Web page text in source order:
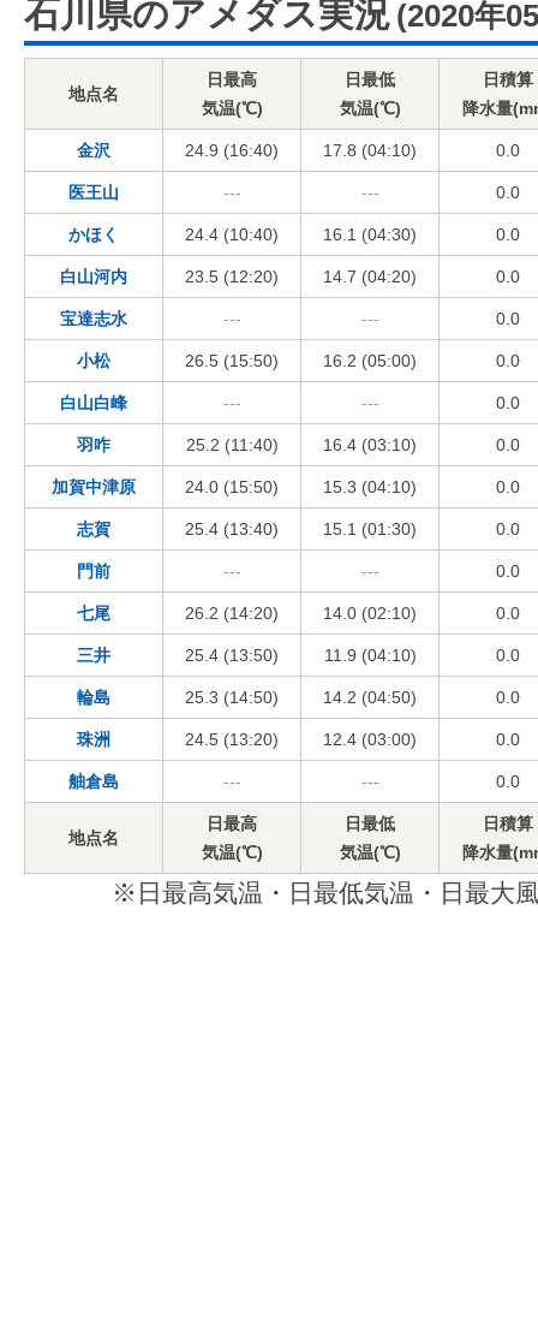
石川県のアメダス実況 (2020年
地点名
日最高
気温(℃)
日最低
気温(℃)
日積算
降水量
金沢 24.9 (16:40) 17.8 (04:10) 0.0
医王山 --- --- 0.0
かほく 24.4 (10:40) 16.1 (04:30) 0.0
白山河内 23.5 (12:20) 14.7 (04:20) 0.0
宝達志水 --- --- 0.0
小松 26.5 (15:50) 16.2 (05:00) 0.0
白山白峰 --- --- 0.0
羽咋 25.2 (11:40) 16.4 (03:10) 0.0
加賀中津原 24.0 (15:50) 15.3 (04:10) 0.0
志賀 25.4 (13:40) 15.1 (01:30) 0.0
門前 --- --- 0.0
七尾 26.2 (14:20) 14.0 (02:10) 0.0
三井 25.4 (13:50) 11.9 (04:10) 0.0
輪島 25.3 (14:50) 14.2 (04:50) 0.0
珠洲 24.5 (13:20) 12.4 (03:00) 0.0
舳倉島 --- --- 0.0
地点名
日最高
気温(℃)
日最低
気温(℃)
日積算
降水量
※日最高気温・日最低気温・日最大